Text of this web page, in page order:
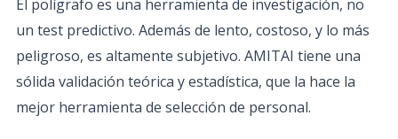
El polígrafo es una herramienta de investigación, no
un test predictivo. Además de lento, costoso, y lo más
peligroso, es altamente subjetivo. AMITAI tiene una
sólida validación teórica y estadística, que la hace la
mejor herramienta de selección de personal.